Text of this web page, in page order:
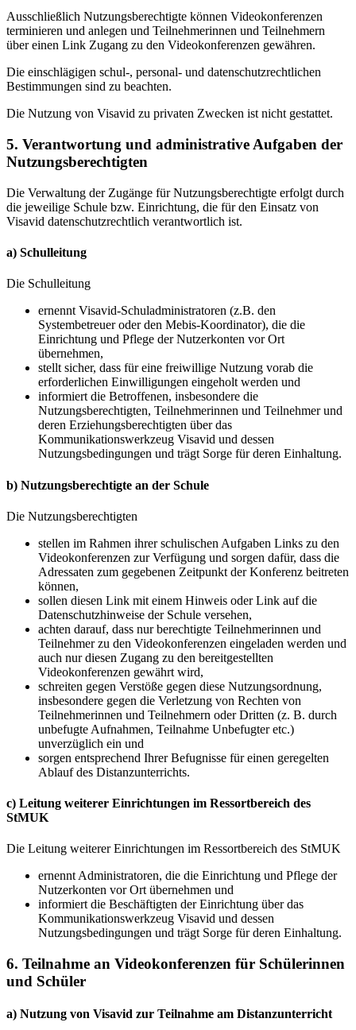
Ausschließlich Nutzungsberechtigte können Videokonferenzen
terminieren und anlegen und Teilnehmerinnen und Teilnehmern
über einen Link Zugang zu den Videokonferenzen gewähren.
Die einschlägigen schul-, personal- und datenschutzrechtlichen
Bestimmungen sind zu beachten.
Die Nutzung von Visavid zu privaten Zwecken ist nicht gestattet.
5. Verantwortung und administrative Aufgaben der
Nutzungsberechtigten
Die Verwaltung der Zugänge für Nutzungsberechtigte erfolgt durch
die jeweilige Schule bzw. Einrichtung, die für den Einsatz von
Visavid datenschutzrechtlich verantwortlich ist.
a) Schulleitung
Die Schulleitung
ernennt Visavid-Schuladministratoren (z.B. den
Systembetreuer oder den Mebis-Koordinator), die die
Einrichtung und Pflege der Nutzerkonten vor Ort
übernehmen,
stellt sicher, dass für eine freiwillige Nutzung vorab die
erforderlichen Einwilligungen eingeholt werden und
informiert die Betroffenen, insbesondere die
Nutzungsberechtigten, Teilnehmerinnen und Teilnehmer und
deren Erziehungsberechtigten über das
Kommunikationswerkzeug Visavid und dessen
Nutzungsbedingungen und trägt Sorge für deren Einhaltung.
b) Nutzungsberechtigte an der Schule
Die Nutzungsberechtigten
stellen im Rahmen ihrer schulischen Aufgaben Links zu den
Videokonferenzen zur Verfügung und sorgen dafür, dass die
Adressaten zum gegebenen Zeitpunkt der Konferenz beitreten
können,
sollen diesen Link mit einem Hinweis oder Link auf die
Datenschutzhinweise der Schule versehen,
achten darauf, dass nur berechtigte Teilnehmerinnen und
Teilnehmer zu den Videokonferenzen eingeladen werden und
auch nur diesen Zugang zu den bereitgestellten
Videokonferenzen gewährt wird,
schreiten gegen Verstöße gegen diese Nutzungsordnung,
insbesondere gegen die Verletzung von Rechten von
Teilnehmerinnen und Teilnehmern oder Dritten (z. B. durch
unbefugte Aufnahmen, Teilnahme Unbefugter etc.)
unverzüglich ein und
sorgen entsprechend Ihrer Befugnisse für einen geregelten
Ablauf des Distanzunterrichts.
c) Leitung weiterer Einrichtungen im Ressortbereich des
StMUK
Die Leitung weiterer Einrichtungen im Ressortbereich des StMUK
ernennt Administratoren, die die Einrichtung und Pflege der
Nutzerkonten vor Ort übernehmen und
informiert die Beschäftigten der Einrichtung über das
Kommunikationswerkzeug Visavid und dessen
Nutzungsbedingungen und trägt Sorge für deren Einhaltung.
6. Teilnahme an Videokonferenzen für Schülerinnen
und Schüler
a) Nutzung von Visavid zur Teilnahme am Distanzunterricht